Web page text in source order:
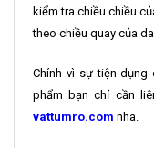
kiểm tra chiều chiều
theo chiều quay của
Chính vì sự tiện dụng
phẩm bạn chỉ cần
vattumro.com nha.